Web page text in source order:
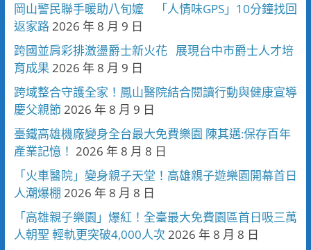
岡山警民聯手暖助八旬嬤 「人情味GPS」10分鐘找回
返家路2026 年 8 月 9 日
跨國並肩彩排激盪爵士新火花 展現台中市爵士人才培
育成果 2026 年 8 月 9 日
跨域整合守護全家！鳳山醫院結合閱讀行動與健康宣導
慶父親節2026 年 8 月 9 日
臺鐵高雄機廠變身全台最大免費樂園 陳其邁:保存百年
產業記憶！ 2026 年 8 月 8 日
「火車醫院」變身親子天堂！高雄親子遊樂園開幕首日
人潮爆棚 2026 年 8 月 8 日
「高雄親子樂園」爆紅！全臺最大免費園區首日吸三萬
人朝聖 輕軌更突破4,000人次 2026 年 8 月 8 日